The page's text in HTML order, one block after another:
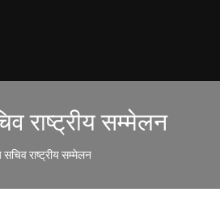
राष्ट्रीय सम्मेलन
राष्ट्रीय सम्मेलन